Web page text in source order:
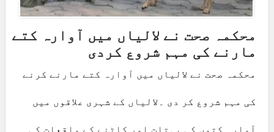
محکمہ صحت نے لالیاں میں آوارہ کتے
مارنے کی مہم شروع کردی
محکمہ صحت نے لالیاں میں آوارہ کتے مارنے کرنے
کی مہم شروع کر دی ۔لالیاں کے شہری علاقوں میں
آوارہ کتوں کی بہتات اور کاٹنے کے واقعات کی